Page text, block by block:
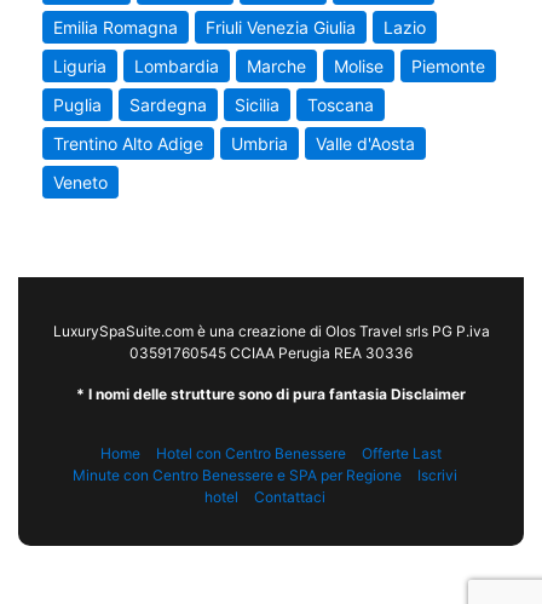
Emilia Romagna
Friuli Venezia Giulia
Lazio
Liguria
Lombardia Marche Molise
Piemonte
Puglia
Sardegna Sicilia
Toscana
Trentino Alto Adige
Umbria
Valle d'Aosta
Veneto
LuxurySpaSuite.com è una creazione di Olos Travel srls PG P.iva
03591760545 CCIAA Perugia REA 30336
* I nomi delle strutture sono di pura fantasia Disclaimer
Home Hotel con Centro Benessere
Offerte Last
Minute con Centro Benessere e SPA per Regione
Iscrivi
hotel
Contattaci